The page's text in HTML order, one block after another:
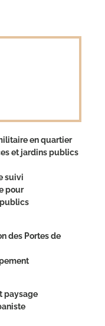
en quartier
et jardins publics
suivi
pour
publics
des Portes de
paysage